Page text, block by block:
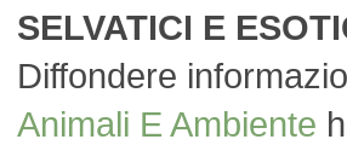
SELVATICI E
Diffondere
Animali E Ambiente